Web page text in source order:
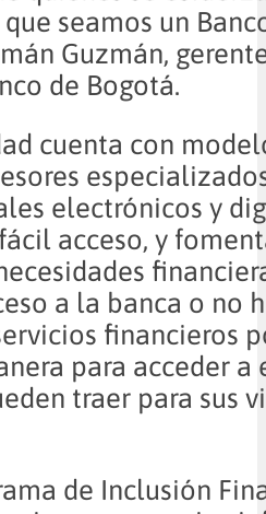
seamos un
Guzmán,
de Bogotá.
cuenta con
electrónicos y
acceso, y
a la banca o no
financieros
para acceder a
traer para sus
de Inclusión